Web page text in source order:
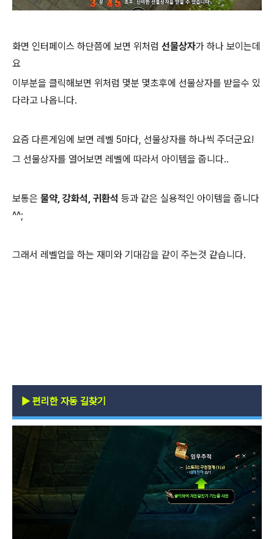
화면 인터페이스 하단쯤에 보면 위처럼 선물상자가 하나 보이는데
요
이부분을 클릭해보면 위처럼 몇분 몇초후에 선물상자를 받을수 있
다라고 나옵니다.
요즘 다른게임에 보면 레벨 5마다, 선물상자를 하나씩 주더군요!
그 선물상자를 열어보면 레벨에 따라서 아이템을 줍니다..
보통은 물약, 강화석, 귀환석 등과 같은 실용적인 아이템을 줍니다
^^;
그래서 레벨업을 하는 재미와 기대감을 같이 주는것 같습니다.
▶ 편리한 자동 길찾기